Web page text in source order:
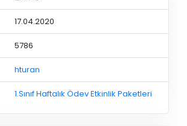
17.04.2020
5786
hturan
1.Sınıf Haftalık Ödev Etkinlik Paketleri